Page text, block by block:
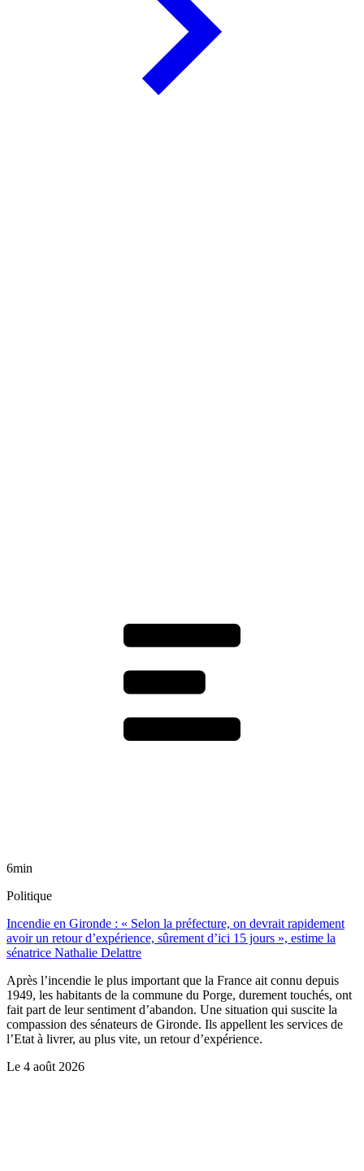
6min
Politique
Incendie en Gironde : « Selon la préfecture, on devrait rapidement
avoir un retour d’expérience, sûrement d’ici 15 jours », estime la
sénatrice Nathalie Delattre
Après l’incendie le plus important que la France ait connu depuis
1949, les habitants de la commune du Porge, durement touchés, ont
fait part de leur sentiment d’abandon. Une situation qui suscite la
compassion des sénateurs de Gironde. Ils appellent les services de
l’Etat à livrer, au plus vite, un retour d’expérience.
Le 4 août 2026